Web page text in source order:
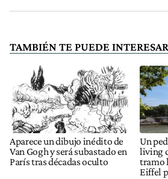
TAMBIÉN TE PUEDE INTERESAR
Aparece un dibujo inédito de
Van Gogh y será subastado en
París tras décadas oculto
Un
living
tramo
Eiffel